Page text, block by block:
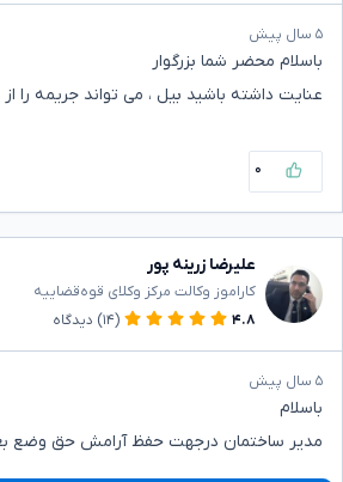
۵ سال پیش
باسلام محضر شما بزرگوار
عنایت داشته باشید بیل ، می تواند جریمه را
۰
علیرضا زرینه پور
کاراموز وکالت مرکز وکلای قوه‌قضاییه
۴.۸
(۱۴) دیدگاه
۵ سال پیش
باسلام
مدیر ساختمان درجهت حفظ آرامش حق وضع